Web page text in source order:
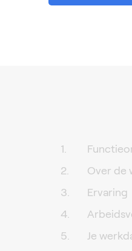
Over de
Ervaring
Je